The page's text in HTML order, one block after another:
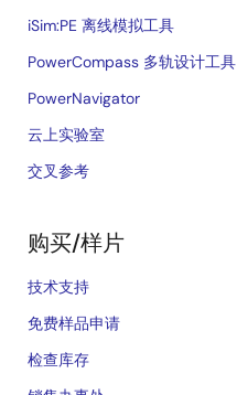
iSim:PE 离线模拟工具
PowerCompass 多轨设计工具
PowerNavigator
云上实验室
交叉参考
购买/样片
技术支持
免费样品申请
检查库存